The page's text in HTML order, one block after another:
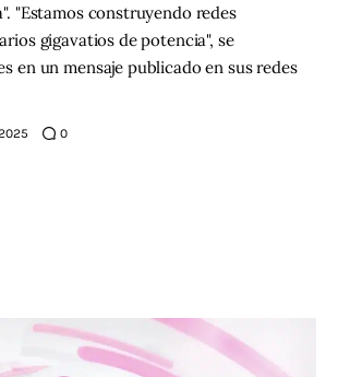
"Estamos construyendo redes
gigavatios de potencia", se
en un mensaje publicado en sus redes
0